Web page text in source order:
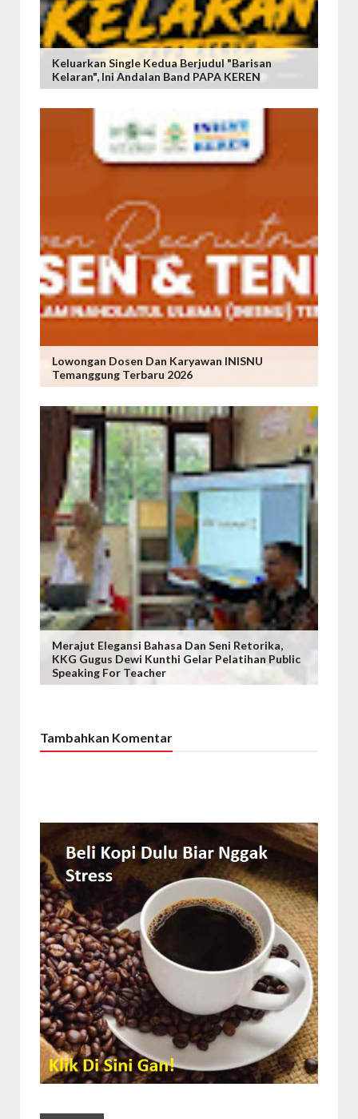
Keluarkan Single Kedua Berjudul "Barisan
Kelaran", Ini Andalan Band PAPA KEREN
Lowongan Dosen Dan Karyawan INISNU
Temanggung Terbaru 2026
Merajut Elegansi Bahasa Dan Seni Retorika,
KKG Gugus Dewi Kunthi Gelar Pelatihan Public
Speaking For Teacher
Tambahkan Komentar